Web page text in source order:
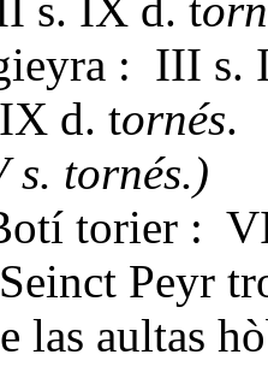
: III s.
d. tornés.
s. tornés.)
torier :
Peyr
las aultas